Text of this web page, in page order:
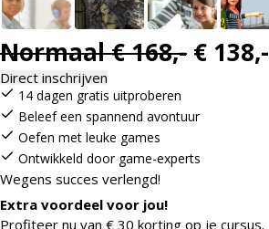
Normaal€ 168,- € 138,-
Direct inschrijven
14 dagen gratis uitproberen
Beleef een spannend avontuur
Oefen met leuke games
Ontwikkeld door game-experts
Wegens succes verlengd!
Extra voordeel voor jou!
Profiteer nu van € 30 korting op je cursus.